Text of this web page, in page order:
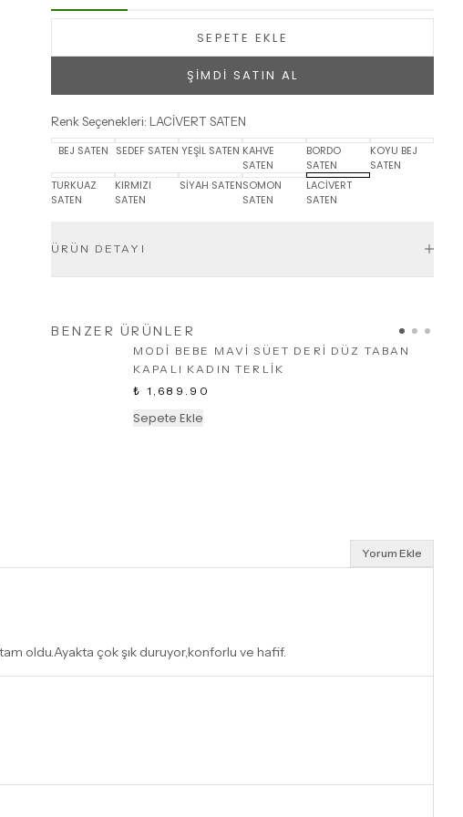
SEPETE EKLE
ŞİMDİ SATIN AL
Renk Seçenekleri: LACİVERT SATEN
BEJ SATEN
SEDEF SATEN YEŞİL SATEN KAHVE
SATEN
BORDO
SATEN
KOYU BEJ
SATEN
TURKUAZ
SATEN
KIRMIZI
SATEN
SİYAH SATENSOMON
SATEN
LACİVERT
SATEN
ÜRÜN DETAYI
BENZER ÜRÜNLER
MODİ BEBE MAVİ SÜET DERİ DÜZ TABAN
KAPALI KADIN TERLİK
₺ 1,689.90
Sepete Ekle
Yorum Ekle
oldu.Ayakta çok şık duruyor,konforlu ve hafif.